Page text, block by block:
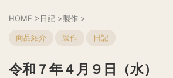
HOME >日記 >製作 >
商品紹介 製作 日記
令和７年４月９日（水）